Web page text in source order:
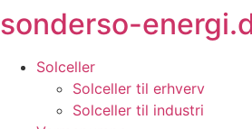
Videre
til
indhold
sonderso-
Solceller
Solceller til erhverv
Solceller til industri